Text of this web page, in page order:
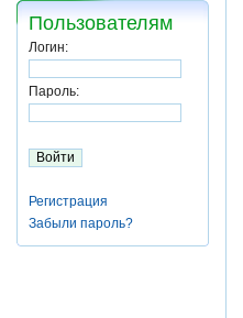
Пользователям
Логин:
Пароль:
Регистрация
Забыли пароль?